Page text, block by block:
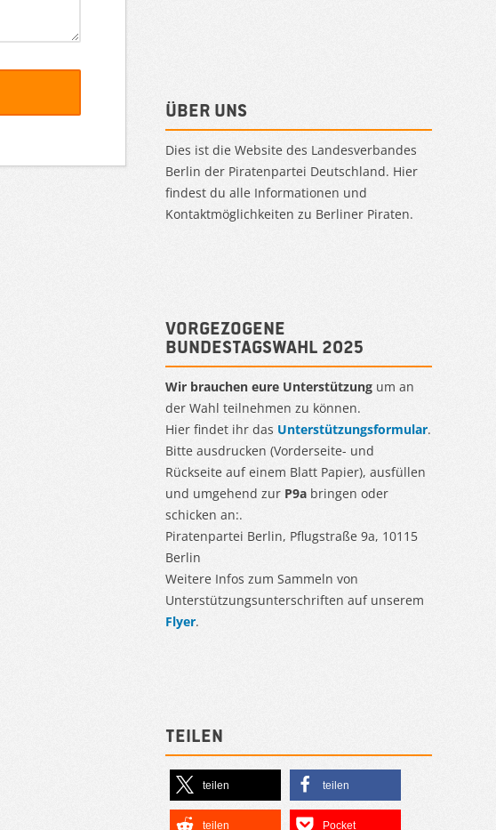
Über uns
Dies ist die Website des Landesverbandes
Berlin der Piratenpartei Deutschland. Hier
findest du alle Informationen und
Kontaktmöglichkeiten zu Berliner Piraten.
Vorgezogene
Bundestagswahl 2025
Wir brauchen eure Unterstützung um an
der Wahl teilnehmen zu können.
Hier findet ihr das Unterstützungsformular.
Bitte ausdrucken (Vorderseite- und
Rückseite auf einem Blatt Papier), ausfüllen
und umgehend zur P9a bringen oder
schicken an:.
Piratenpartei Berlin, Pflugstraße 9a, 10115
Berlin
Weitere Infos zum Sammeln von
Unterstützungsunterschriften auf unserem
Flyer.
Teilen
teilen teilen
teilen Pocket